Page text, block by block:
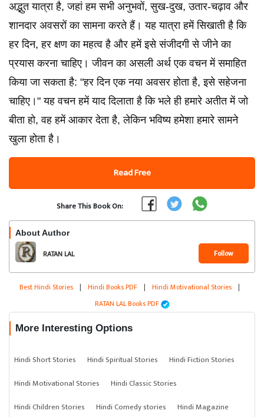
अद्भुत यात्रा है, जहां हम सभी अनुभवों, सुख-दुख, उतार-चढ़ाव और
शानदार अवसरों का सामना करते हैं। यह यात्रा हमें सिखाती है कि
हर दिन, हर क्षण का महत्व है और हमें इसे संजीदगी से जीने का
प्रयास करना चाहिए। जीवन का असली अर्थ एक वचन में समाहित
किया जा सकता है: "हर दिन एक नया अवसर होता है, इसे सहेजना
चाहिए।" यह वचन हमें याद दिलाता है कि भले ही हमारे अतीत में जो
बीता हो, वह हमें आकार देता है, लेकिन भविष्य हमेशा हमारे सामने
खुला होता है।
Read Free
Share This Book On:
About Author
RATAN LAL Follow
Best Hindi Stories | Hindi Books PDF | Hindi Motivational Stories |
RATAN LAL Books PDF
More Interesting Options
Hindi Short Stories Hindi Spiritual Stories
Hindi Fiction Stories
Hindi Motivational Stories
Hindi Classic Stories
Hindi Children Stories
Hindi Comedy stories Hindi Magazine